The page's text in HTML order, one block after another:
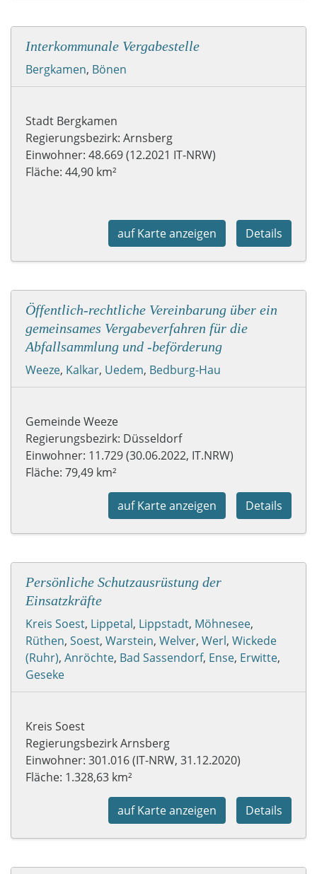
Interkommunale Vergabestelle
Bergkamen, Bönen
Stadt Bergkamen
Regierungsbezirk: Arnsberg
Einwohner: 48.669 (12.2021 IT-NRW)
Fläche: 44,90 km²
Details
auf Karte anzeigen
Öffentlich-rechtliche Vereinbarung über ein
gemeinsames Vergabeverfahren für die
Abfallsammlung und -beförderung
Weeze, Kalkar, Uedem, Bedburg-Hau
Gemeinde Weeze
Regierungsbezirk: Düsseldorf
Einwohner: 11.729 (30.06.2022, IT.NRW)
Fläche: 79,49 km²
Details
auf Karte anzeigen
Persönliche Schutzausrüstung der
Einsatzkräfte
Kreis Soest, Lippetal, Lippstadt, Möhnesee,
Rüthen, Soest, Warstein, Welver, Werl, Wickede
(Ruhr), Anröchte, Bad Sassendorf, Ense, Erwitte,
Geseke
Kreis Soest
Regierungsbezirk Arnsberg
Einwohner: 301.016 (IT-NRW, 31.12.2020)
Fläche: 1.328,63 km²
Details
auf Karte anzeigen